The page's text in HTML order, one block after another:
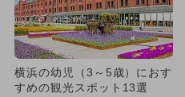
横浜の幼児（3～5歳）におす
すめの観光スポット13選